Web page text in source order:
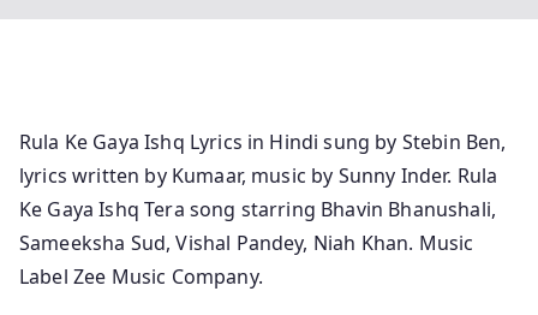
Rula Ke Gaya Ishq Lyrics in Hindi sung by Stebin Ben,
lyrics written by Kumaar, music by Sunny Inder. Rula
Ke Gaya Ishq Tera song starring Bhavin Bhanushali,
Sameeksha Sud, Vishal Pandey, Niah Khan. Music
Label Zee Music Company.